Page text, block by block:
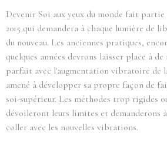
Devenir Soi aux yeux du monde fait partie
2015 qui demandera à chaque lumière de
du nouveau. Les anciennes pratiques,
quelques années devrons laisser place à
parfait avec l'augmentation vibratoire de
amené à développer sa propre façon de
soi-supérieur. Les méthodes trop rigides
dévoileront leurs limites et demanderons
coller avec les nouvelles vibrations.